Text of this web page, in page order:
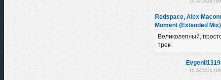
Redspace, Alex
Moment (Extended Mix)
Великолепный,
трек!
10.08.2026 |